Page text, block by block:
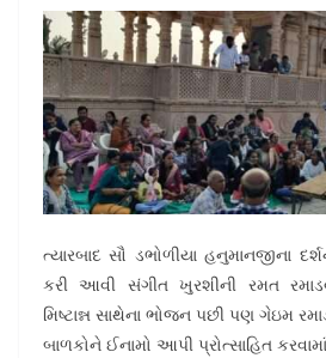
ત્યારબાદ સૌ ડભોળીયા હનુમાનજીના
કરી આવી સંગીત ખુરશીની રમત
મિષ્ટાન્ન સાથેના ભોજન પછી પણ ગેઇમ
બાળકોને ઈનામો આપી પ્રોત્સાહિત